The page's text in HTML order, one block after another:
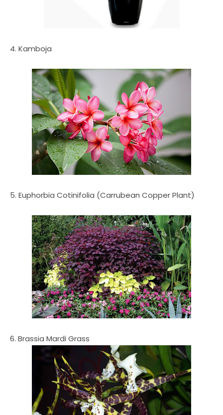
4. Kamboja
5. Euphorbia Cotinifolia (Carrubean Copper Plant)
6. Brassia Mardi Grass